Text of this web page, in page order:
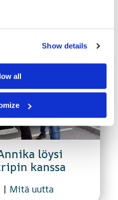
Show details
all
löysi
kanssa
| Mitä uutta